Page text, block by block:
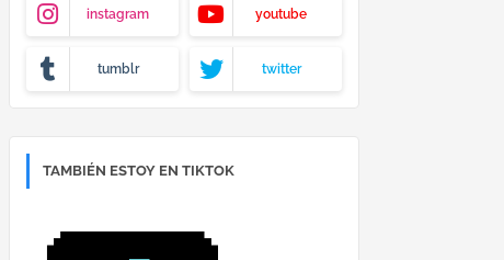
instagram youtube
tumblr twitter
TAMBIÉN ESTOY EN TIKTOK